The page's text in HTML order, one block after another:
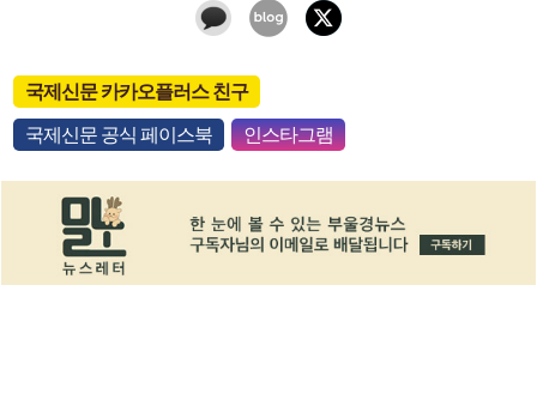
국제신문 카카오플러스 친구
국제신문 공식 페이스북 인스타그램